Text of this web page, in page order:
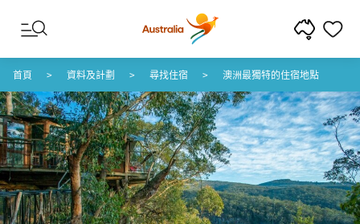
跳至內容
跳至頁尾導覽
首頁 資料及計劃 尋找住宿 澳洲最獨特的住宿地點